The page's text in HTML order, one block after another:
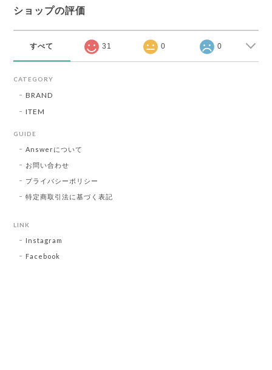
ショップの評価
すべて 31 0 0
CATEGORY
BRAND
ITEM
GUIDE
Answerについて
お問い合わせ
プライバシーポリシー
特定商取引法に基づく表記
LINK
Instagram
Facebook